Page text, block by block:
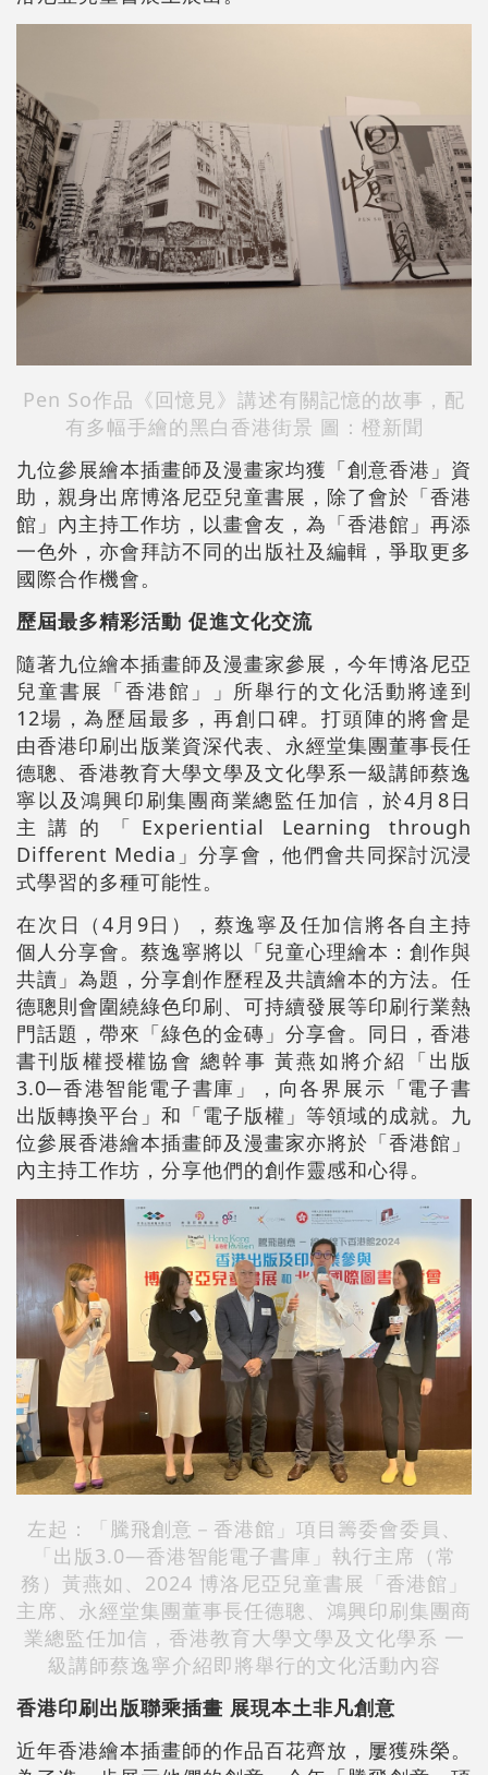
Pen So作品《回憶見》講述有關記憶的故事，配
有多幅手繪的黑白香港街景 圖：橙新聞
九位參展繪本插畫師及漫畫家均獲「創意香港」資
助，親身出席博洛尼亞兒童書展，除了會於「香港
館」內主持工作坊，以畫會友，為「香港館」再添
一色外，亦會拜訪不同的出版社及編輯，爭取更多
國際合作機會。
歷屆最多精彩活動 促進文化交流
隨著九位繪本插畫師及漫畫家參展，今年博洛尼亞
兒童書展「香港館」」所舉行的文化活動將達到
12場，為歷屆最多，再創口碑。打頭陣的將會是
由香港印刷出版業資深代表、永經堂集團董事長任
德聰、香港教育大學文學及文化學系一級講師蔡逸
寧以及鴻興印刷集團商業總監任加信，於4月8日
主講的「Experiential Learning through
Different Media」分享會，他們會共同探討沉浸
式學習的多種可能性。
在次日（4月9日），蔡逸寧及任加信將各自主持
個人分享會。 蔡逸寧將以「兒童心理繪本：創作與
共讀」為題，分享創作歷程及共讀繪本的方法。 任
德聰則會圍繞綠色印刷、可持續發展等印刷行業熱
門話題，帶來「綠色的金磚」分享會。同日，香港
書刊版權授權協會 總幹事 黃燕如將介紹「出版
3.0─香港智能電子書庫」，向各界展示「電子書
出版轉換平台」和「電子版權」等領域的成就。九
位參展香港繪本插畫師及漫畫家亦將於「香港館」
內主持工作坊，分享他們的創作靈感和心得。
左起：「騰飛創意－香港館」項目籌委會委員、
「出版3.0—香港智能電子書庫」執行主席（常
務）黃燕如、2024 博洛尼亞兒童書展「香港館」
主席、永經堂集團董事長任德聰、鴻興印刷集團商
業總監任加信，香港教育大學文學及文化學系 一
級講師蔡逸寧介紹即將舉行的文化活動內容
香港印刷出版聯乘插畫 展現本土非凡創意
近年香港繪本插畫師的作品百花齊放，屢獲殊榮。